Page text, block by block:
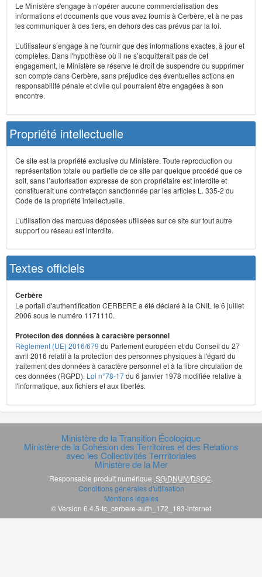
Le Ministère s'engage à n'opérer aucune commercialisation des
informations et documents que vous avez fournis à Cerbère, et à ne pas
les communiquer à des tiers, en dehors des cas prévus par la loi.
L’utilisateur s’engage à ne fournir que des informations exactes, à jour et
complètes. Dans l'hypothèse où il ne s’acquitterait pas de cet
engagement, le Ministère se réserve le droit de suspendre ou supprimer
son compte dans Cerbère, sans préjudice des éventuelles actions en
responsabilité pénale et civile qui pourraient être engagées à son
encontre.
Propriété intellectuelle
Ce site est la propriété exclusive du Ministère. Toute reproduction ou
représentation totale ou partielle de ce site par quelque procédé que ce
soit, sans l’autorisation expresse de son propriétaire est interdite et
constituerait une contrefaçon sanctionnée par les articles L. 335-2 du
Code de la propriété intellectuelle.
L’utilisation des marques déposées utilisées sur ce site sur tout autre
support ou réseau est interdite.
Textes officiels
Cerbère
Le portail d'authentification CERBERE a été déclaré à la CNIL le 6 juillet
2006 sous le numéro 1171110.
Protection des données à caractère personnel
Règlement (UE) 2016/679 du Parlement européen et du Conseil du 27
avril 2016 relatif à la protection des personnes physiques à l'égard du
traitement des données à caractère personnel et à la libre circulation de
ces données (RGPD). Loi n°78-17du 6 janvier 1978 modifiée relative à
l'informatique, aux fichiers et aux libertés.
Ministère de la Transition Écologique
Ministère de la Cohésion des Territoires et des Relations
avec les Collectivités Terrritoriales
Ministère de la Mer
Responsable produit numérique SG/DNUM/DSGC
Conditions générales d'utilisation
Mentions légales
© Version 6.4.5-tc_cerbere-auth_172_183-internet